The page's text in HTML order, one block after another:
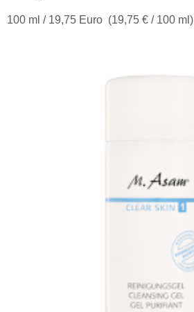
100 ml / 19,75 Euro (19,75 € / 100 ml)